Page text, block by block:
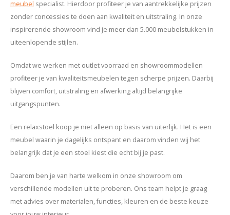
meubel specialist. Hierdoor profiteer je van aantrekkelijke prijzen
zonder concessies te doen aan kwaliteit en uitstraling. In onze
inspirerende showroom vind je meer dan 5.000 meubelstukken in
uiteenlopende stijlen.
Omdat we werken met outlet voorraad en showroommodellen
profiteer je van kwaliteitsmeubelen tegen scherpe prijzen. Daarbij
blijven comfort, uitstraling en afwerking altijd belangrijke
uitgangspunten.
Een relaxstoel koop je niet alleen op basis van uiterlijk. Het is een
meubel waarin je dagelijks ontspant en daarom vinden wij het
belangrijk dat je een stoel kiest die echt bij je past.
Daarom ben je van harte welkom in onze showroom om
verschillende modellen uit te proberen. Ons team helpt je graag
met advies over materialen, functies, kleuren en de beste keuze